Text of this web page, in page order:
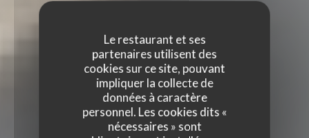
Le restaurant et ses
partenaires utilisent des
cookies sur ce site, pouvant
impliquer la collecte de
données à caractère
personnel. Les cookies dits «
nécessaires » sont